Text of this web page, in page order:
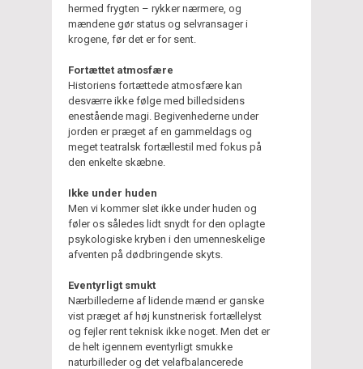
hermed frygten – rykker nærmere, og
mændene gør status og selvransager i
krogene, før det er for sent.
Fortættet atmosfære
Historiens fortættede atmosfære kan
desværre ikke følge med billedsidens
enestående magi. Begivenhederne under
jorden er præget af en gammeldags og
meget teatralsk fortællestil med fokus på
den enkelte skæbne.
Ikke under huden
Men vi kommer slet ikke under huden og
føler os således lidt snydt for den oplagte
psykologiske kryben i den umenneskelige
afventen på dødbringende skyts.
Eventyrligt smukt
Nærbillederne af lidende mænd er ganske
vist præget af høj kunstnerisk fortællelyst
og fejler rent teknisk ikke noget. Men det er
de helt igennem eventyrligt smukke
naturbilleder og det velafbalancerede